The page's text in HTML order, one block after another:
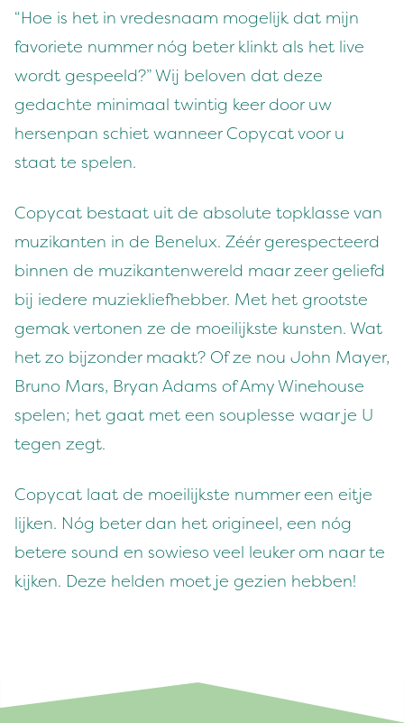
“Hoe is het in vredesnaam mogelijk dat mijn
favoriete nummer nóg beter klinkt als het live
wordt gespeeld?” Wij beloven dat deze
gedachte minimaal twintig keer door uw
hersenpan schiet wanneer Copycat voor u
staat te spelen.
Copycat bestaat uit de absolute topklasse van
muzikanten in de Benelux. Zéér gerespecteerd
binnen de muzikantenwereld maar zeer geliefd
bij iedere muziekliefhebber. Met het grootste
gemak vertonen ze de moeilijkste kunsten. Wat
het zo bijzonder maakt? Of ze nou John Mayer,
Bruno Mars, Bryan Adams of Amy Winehouse
spelen; het gaat met een souplesse waar je U
tegen zegt.
Copycat laat de moeilijkste nummer een eitje
lijken. Nóg beter dan het origineel, een nóg
betere sound en sowieso veel leuker om naar te
kijken. Deze helden moet je gezien hebben!